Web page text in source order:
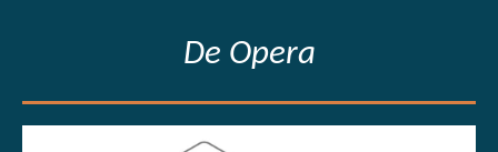
De Opera